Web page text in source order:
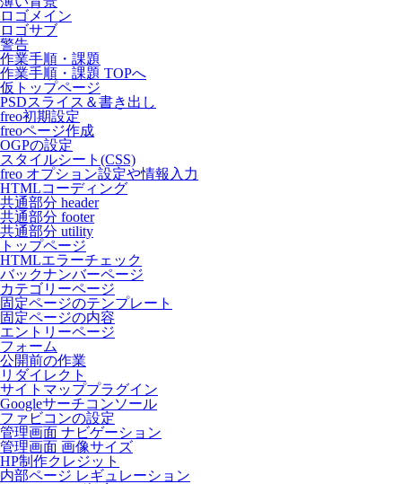
ロゴメイン
ロゴサブ
警告
作業手順・課題
作業手順・課題 TOPへ
仮トップページ
PSDスライス＆書き出し
freo初期設定
freoページ作成
OGPの設定
スタイルシート(CSS)
freo オプション設定や情報入力
HTMLコーディング
共通部分 header
共通部分 footer
共通部分 utility
トップページ
HTMLエラーチェック
バックナンバーページ
カテゴリーページ
固定ページのテンプレート
固定ページの内容
エントリーページ
フォーム
公開前の作業
リダイレクト
サイトマッププラグイン
Googleサーチコンソール
ファビコンの設定
管理画面 ナビゲーション
管理画面 画像サイズ
HP制作クレジット
内部ページ レギュレーション